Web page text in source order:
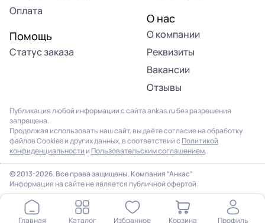
Оплата
Помощь
Статус заказа
О нас
О компании
Реквизиты
Вакансии
Отзывы
Публикация любой информации с сайта ankas.ru без разрешения
запрещена.
Продолжая использовать наш сайт, вы даёте согласие на обработку
файлов Cookies и других данных, в соответствии с Политикой
конфиденциальности и Пользовательским соглашением.
© 2013-2026. Все права защищены. Компания “Анкас”
Информация на сайте не является публичной офертой
Главная Каталог Избранное Корзина Профиль